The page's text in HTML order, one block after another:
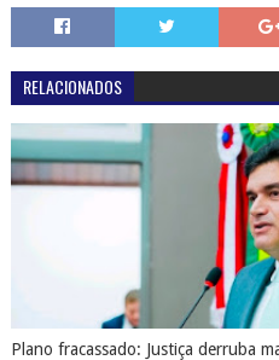
RELACIONADOS
Plano fracassado: Justiça derruba